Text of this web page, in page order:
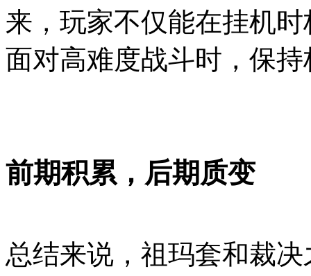
来，玩家不仅能在挂机
面对高难度战斗时，保
前期积累，后期质变
总结来说，祖玛套和裁